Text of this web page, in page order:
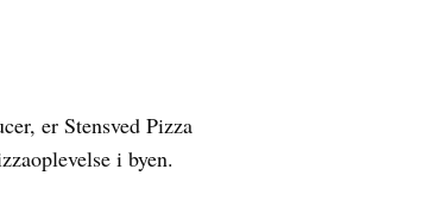
er Stensved Pizza
i byen.